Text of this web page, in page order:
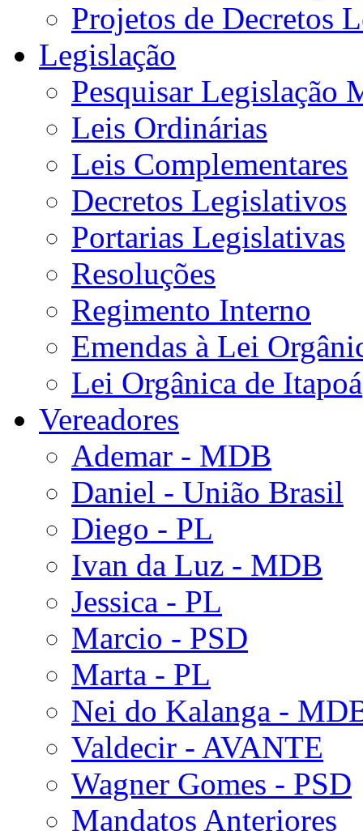
Projetos de Decretos
Legislação
Pesquisar Legislação
Leis Ordinárias
Leis Complementares
Decretos Legislativos
Portarias Legislativas
Resoluções
Regimento Interno
Emendas à Lei
Lei Orgânica de Itapoá
Vereadores
Ademar - MDB
Daniel - União Brasil
Diego - PL
Ivan da Luz - MDB
Jessica - PL
Marcio - PSD
Marta - PL
Nei do Kalanga -
Valdecir - AVANTE
Wagner Gomes - PSD
Mandatos Anteriores